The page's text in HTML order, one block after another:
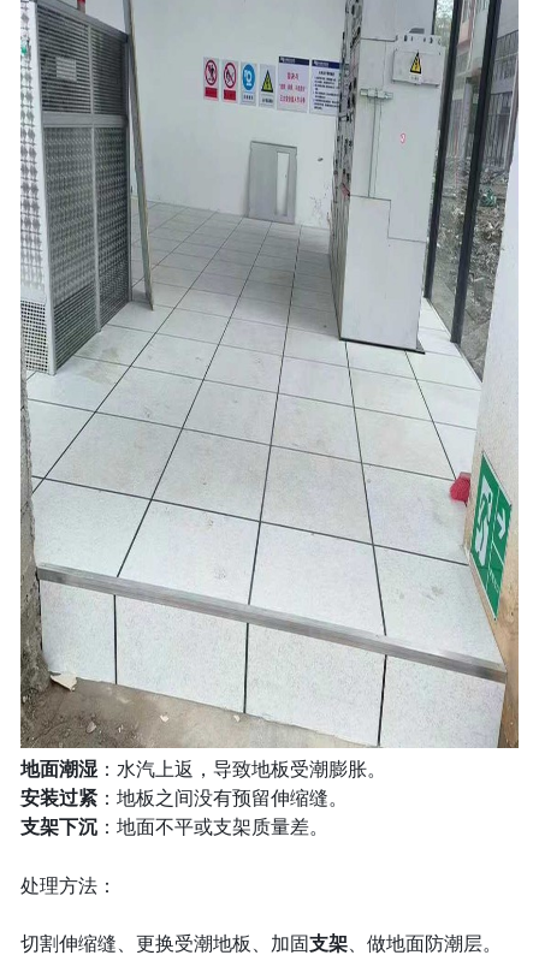
地面潮湿：水汽上返，导致地板受潮膨胀。
安装过紧：地板之间没有预留伸缩缝。
支架下沉：地面不平或支架质量差。
处理方法：
切割伸缩缝、更换受潮地板、加固支架、做地面防潮层。